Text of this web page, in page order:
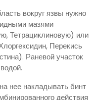
вокруг язвы нужно
мазями
Тетрациклиновую) или
Перекись
Раневой участок
нее накладывать бинт
действия